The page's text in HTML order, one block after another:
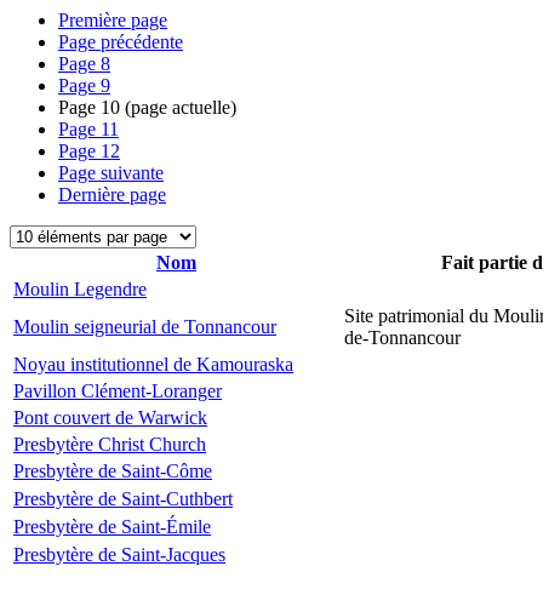
Première page
Page précédente
Page 8
Page 9
Page 10 (page actuelle)
Page 11
Page 12
Page suivante
Dernière page
Nom
Fait partie
Moulin Legendre
Moulin seigneurial de Tonnancour
Site patrimonial du
de-Tonnancour
Noyau institutionnel de Kamouraska
Pavillon Clément-Loranger
Pont couvert de Warwick
Presbytère Christ Church
Presbytère de Saint-Côme
Presbytère de Saint-Cuthbert
Presbytère de Saint-Émile
Presbytère de Saint-Jacques